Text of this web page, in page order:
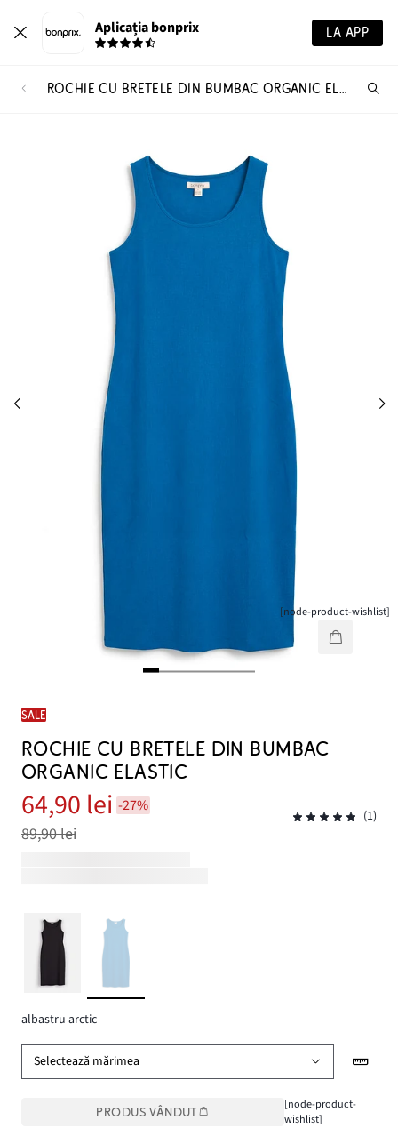
Aplicația bonprix LA APP
ROCHIE CU BRETELE DIN BUMBAC ORGANIC ELASTIC
[node-product-wishlist]
SALE
ROCHIE CU BRETELE DIN BUMBAC
ORGANIC ELASTIC
64,90 lei -27%
89,90 lei
(1)
albastru arctic
Selectează mărimea
PRODUS VÂNDUT
[node-product-
wishlist]